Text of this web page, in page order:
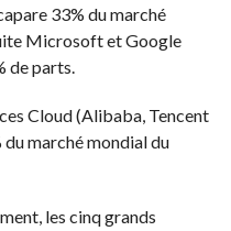
33% du marché
Microsoft et Google
de parts.
Cloud (Alibaba, Tencent
marché mondial du
les cinq grands